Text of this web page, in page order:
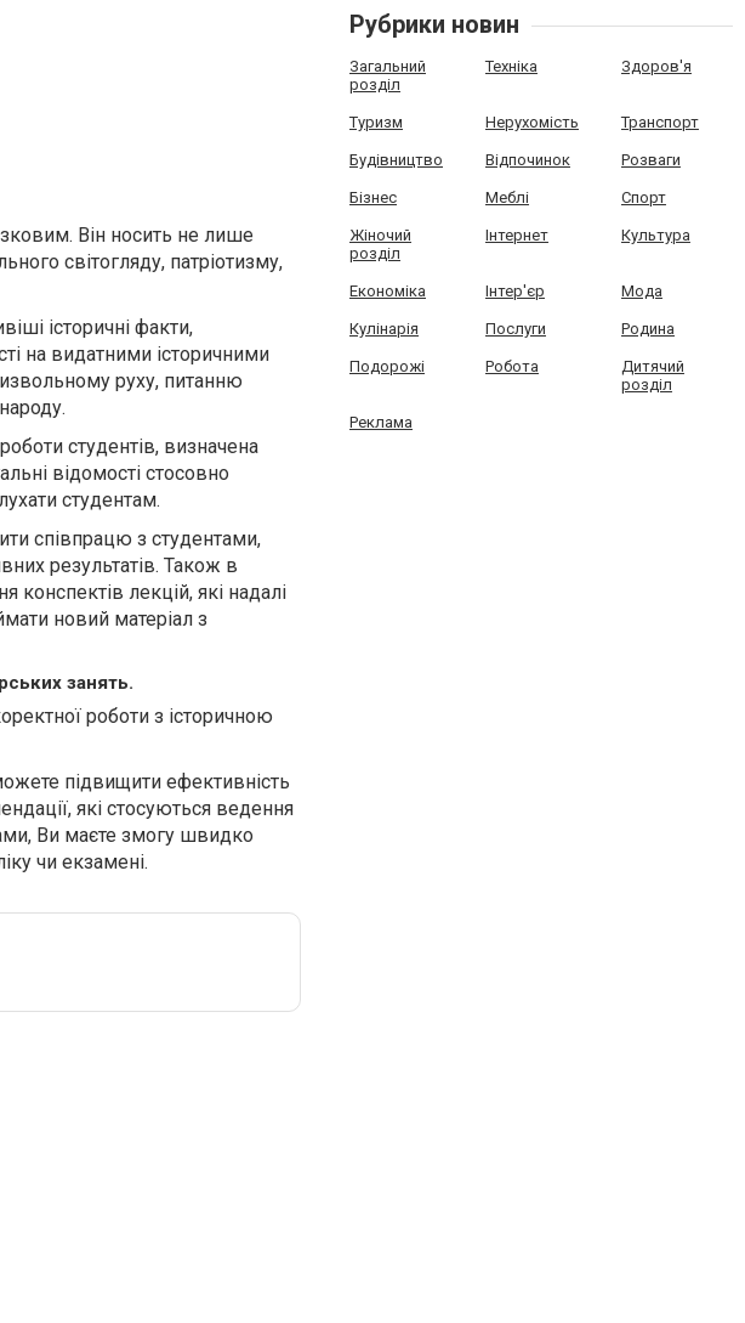
Він носить не лише
світогляду, патріотизму,
історичні факти,
на видатними історичними
руху, питанню
студентів, визначена
відомості стосовно
студентам.
співпрацю з студентами,
результатів. Також в
лекцій, які надалі
новий матеріал з
занять.
роботи з історичною
підвищити ефективність
які стосуються ведення
Ви маєте змогу швидко
чи екзамені.
Рубрики новин
Загальний
розділ
Техніка Здоров'я
Туризм Нерухомість Транспорт
Будівництво Відпочинок Розваги
Бізнес Меблі Спорт
Жіночий
розділ
Інтернет Культура
Економіка Інтер'єр Мода
Кулінарія Послуги Родина
Подорожі Робота
Дитячий
розділ
Реклама